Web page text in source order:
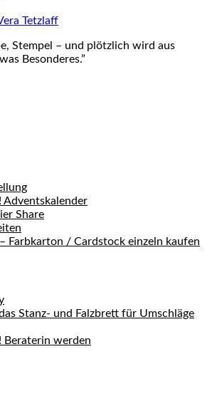
Stempel – und plötzlich wird aus
Besonderes.”
Adventskalender
Share
Farbkarton / Cardstock einzeln kaufen
Stanz- und Falzbrett für Umschläge
Beraterin werden